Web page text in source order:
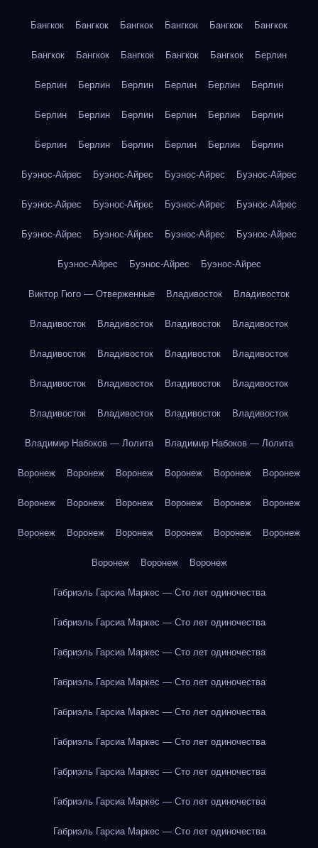
Бангкок Бангкок Бангкок Бангкок Бангкок Бангкок
Бангкок Бангкок Бангкок Бангкок Бангкок Берлин
Берлин Берлин Берлин Берлин Берлин Берлин
Берлин Берлин Берлин Берлин Берлин Берлин
Берлин Берлин Берлин Берлин Берлин Берлин
Буэнос-Айрес Буэнос-Айрес Буэнос-Айрес Буэнос-Айрес
Буэнос-Айрес Буэнос-Айрес Буэнос-Айрес Буэнос-Айрес
Буэнос-Айрес Буэнос-Айрес Буэнос-Айрес Буэнос-Айрес
Буэнос-Айрес Буэнос-Айрес Буэнос-Айрес
Виктор Гюго — Отверженные Владивосток Владивосток
Владивосток Владивосток Владивосток Владивосток
Владивосток Владивосток Владивосток Владивосток
Владивосток Владивосток Владивосток Владивосток
Владивосток Владивосток Владивосток Владивосток
Владимир Набоков — Лолита Владимир Набоков — Лолита
Воронеж Воронеж Воронеж Воронеж Воронеж Воронеж
Воронеж Воронеж Воронеж Воронеж Воронеж Воронеж
Воронеж Воронеж Воронеж Воронеж Воронеж Воронеж
Воронеж Воронеж Воронеж
Габриэль Гарсиа Маркес — Сто лет одиночества
Габриэль Гарсиа Маркес — Сто лет одиночества
Габриэль Гарсиа Маркес — Сто лет одиночества
Габриэль Гарсиа Маркес — Сто лет одиночества
Габриэль Гарсиа Маркес — Сто лет одиночества
Габриэль Гарсиа Маркес — Сто лет одиночества
Габриэль Гарсиа Маркес — Сто лет одиночества
Габриэль Гарсиа Маркес — Сто лет одиночества
Габриэль Гарсиа Маркес — Сто лет одиночества